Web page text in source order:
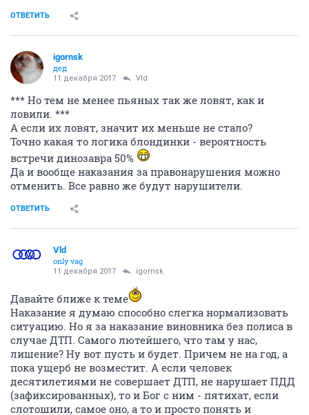
ОТВЕТИТЬ
igornsk
дед
11 декабря 2017 Vld
*** Но тем не менее пьяных так же ловят, как и
ловили. ***
А если их ловят, значит их меньше не стало?
Точно какая то логика блондинки - вероятность
встречи динозавра 50%
Да и вообще наказания за правонарушения можно
отменить. Все равно же будут нарушители.
ОТВЕТИТЬ
Vld
only vag
11 декабря 2017 igornsk
Давайте ближе к теме
Наказание я думаю способно слегка нормализовать
ситуацию. Но я за наказание виновника без полиса в
случае ДТП. Самого лютейшего, что там у нас,
лишение? Ну вот пусть и будет. Причем не на год, а
пока ущерб не возместит. А если человек
десятилетиями не совершает ДТП, не нарушает ПДД
(зафиксированных), то и Бог с ним - пятихат, если
слотошили, самое оно, а то и просто понять и